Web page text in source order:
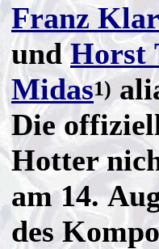
Franz
undHorst
Midas1)
Die
Hotter
am 14.
des